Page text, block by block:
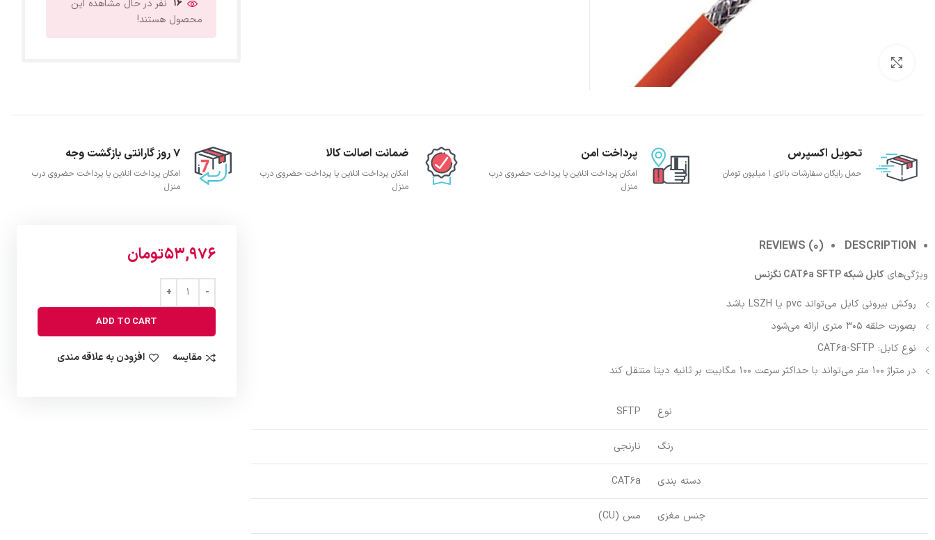
نفر در حال مشاهده این
محصول هستند!
تحویل اکسپرس
حمل رایگان سفارشات بالای 1 میلیون تومان
پرداخت امن
امکان پرداخت انلاین یا پرداخت حضروی درب
منزل
ضمانت اصالت کالا
امکان پرداخت انلاین یا پرداخت حضروی درب
منزل
7 روز گارانتی بازگشت وجه
امکان پرداخت انلاین یا پرداخت حضروی درب
منزل
DESCRIPTION
REVIEWS (0)
ویژگی‌هایکابل شبکه CAT6a SFTP نگزنس
روکش بیرونی کابل می‌تواند pvc یا LSZH باشد
بصورت حلقه 305 متری ارائه می‌شود
نوع کابل: CAT6a-SFTP
در متراژ 100 متر می‌تواند با حداکثر سرعت 100 مگابیت بر ثانیه دیتا منتقل کند
نوع SFTP
رنگ نارنجی
دسته بندی CAT6a
جنس مغزی مس (CU)
53,976تومان
ADD TO CART
مقایسه افزودن به علاقه مندی